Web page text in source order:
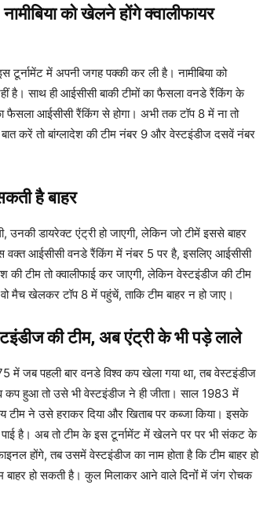
को खेलने होंगे क्वालीफायर
में अपनी जगह पक्की कर ली है। नामीबिया को
है। साथ ही आईसीसी बाकी टीमों का फैसला वनडे रैंकिंग के
आईसीसी रैंकिंग से होगा। अभी तक टॉप 8 में ना तो
करें तो बांग्लादेश की टीम नंबर 9 और वेस्टइंडीज दसवें नंबर
है बाहर
उनकी डायरेक्ट एंट्री हो जाएगी, लेकिन जो टीमें इससे बाहर
वक्त आईसीसी वनडे रैंकिंग में नंबर 5 पर है, इसलिए आईसीसी
की टीम तो क्वालीफाई कर जाएगी, लेकिन वेस्टइंडीज की टीम
मैच खेलकर टॉप 8 में पहुंचें, ताकि टीम बाहर न हो जाए।
की टीम, अब एंट्री के भी पड़े लाले
में जब पहली बार वनडे विश्व कप खेला गया था, तब वेस्टइंडीज
कप हुआ तो उसे भी वेस्टइंडीज ने ही जीता। साल 1983 में
टीम ने उसे हराकर दिया और खिताब पर कब्जा किया। इसके
है। अब तो टीम के इस टूर्नामेंट में खेलने पर पर भी संकट के
होंगे, त​ब उसमें वेस्टइंडीज का नाम होता है कि टीम बाहर हो
बाहर हो सकती है। कुल मिलाकर आने वाले दिनोंं में जंग रोचक